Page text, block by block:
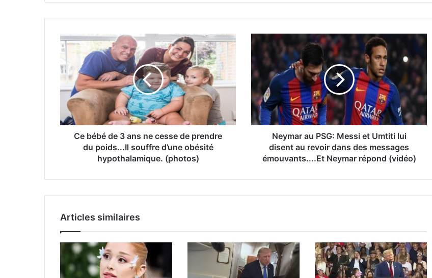
Ce bébé de 3 ans ne cesse de prendre
du poids...Il souffre d’une obésité
hypothalamique. (photos)
Neymar au PSG: Messi et Umtiti lui
disent au revoir dans des messages
émouvants....Et Neymar répond (vidéo)
Articles similaires